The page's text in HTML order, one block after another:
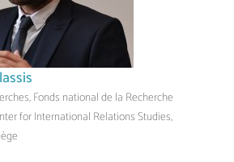
Fonds national de la Recherche
for International Relations Studies,